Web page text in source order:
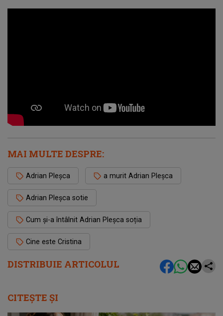
DISTRIBUIE ARTICOLUL
MAI MULTE DESPRE:
Adrian Pleșca a murit Adrian Pleșca
Adrian Pleșca sotie
Cum și-a întâlnit Adrian Pleșca soția
Cine este Cristina
CITEȘTE ȘI